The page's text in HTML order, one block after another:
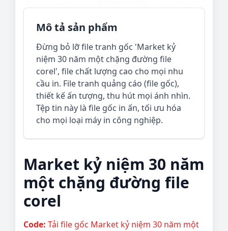
Mô tả sản phẩm
Đừng bỏ lỡ file tranh gốc 'Market kỷ
niệm 30 năm một chặng đường file
corel', file chất lượng cao cho mọi nhu
cầu in. File tranh quảng cáo (file gốc),
thiết kế ấn tượng, thu hút mọi ánh nhìn.
Tệp tin này là file gốc in ấn, tối ưu hóa
cho mọi loại máy in công nghiệp.
Market kỷ niệm 30 năm
một chặng đường file
corel
Code: Tải file gốc Market kỷ niệm 30 năm một